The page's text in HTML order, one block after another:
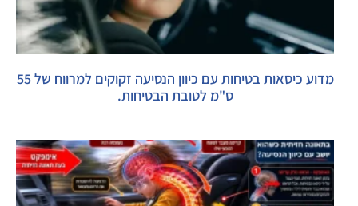
מדוע כיסאות בטיחות עם כיוון הנסיעה זקוקים למרווח של 55
ס"מ לטובת הבטיחות.